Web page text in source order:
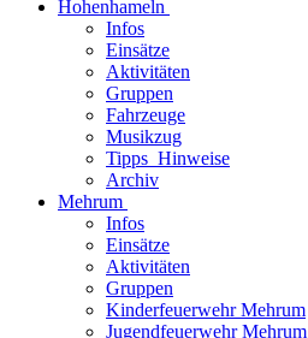
Hohenhameln
Infos
Einsätze
Aktivitäten
Gruppen
Fahrzeuge
Musikzug
Tipps_Hinweise
Archiv
Mehrum
Infos
Einsätze
Aktivitäten
Gruppen
Kinderfeuerwehr Mehrum
Jugendfeuerwehr Mehrum